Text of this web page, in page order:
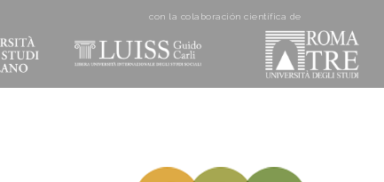
con la colaboración cientí­fica de